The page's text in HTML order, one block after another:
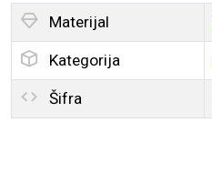
Materijal
Kategorija
Šifra